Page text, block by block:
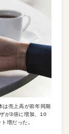
は売上高が前年同期
が3倍に増加、10
増だった。